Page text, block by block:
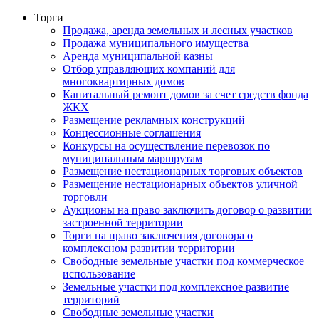
Торги
Продажа, аренда земельных и лесных участков
Продажа муниципального имущества
Аренда муниципальной казны
Отбор управляющих компаний для
многоквартирных домов
Капитальный ремонт домов за счет средств фонда
ЖКХ
Размещение рекламных конструкций
Концессионные соглашения
Конкурсы на осуществление перевозок по
муниципальным маршрутам
Размещение нестационарных торговых объектов
Размещение нестационарных объектов уличной
торговли
Аукционы на право заключить договор о развитии
застроенной территории
Торги на право заключения договора о
комплексном развитии территории
Свободные земельные участки под коммерческое
использование
Земельные участки под комплексное развитие
территорий
Свободные земельные участки